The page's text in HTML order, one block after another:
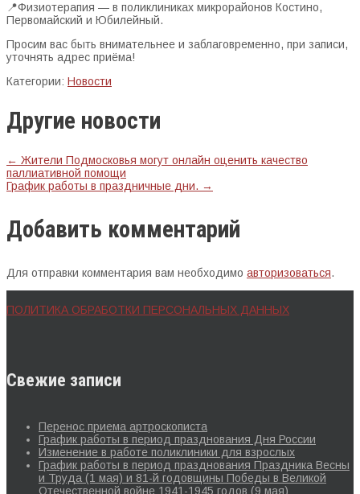
📍Физиотерапия — в поликлиниках микрорайонов Костино,
Первомайский и Юбилейный.
Просим вас быть внимательнее и заблаговременно, при записи,
уточнять адрес приёма!
Категории: Новости
Другие новости
← Жители Подмосковья могут онлайн оценить качество
паллиативной помощи
График работы в праздничные дни. →
Добавить комментарий
Для отправки комментария вам необходимо авторизоваться.
ПОЛИТИКА ОБРАБОТКИ ПЕРСОНАЛЬНЫХ ДАННЫХ
Свежие записи
Перенос приема артроскописта
График работы в период празднования Дня России
Изменение в работе поликлиники для взрослых
График работы в период празднования Праздника Весны
и Труда (1 мая) и 81-й годовщины Победы в Великой
Отечественной войне 1941-1945 годов (9 мая)